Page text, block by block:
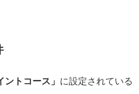
ントコース」 に設定されている